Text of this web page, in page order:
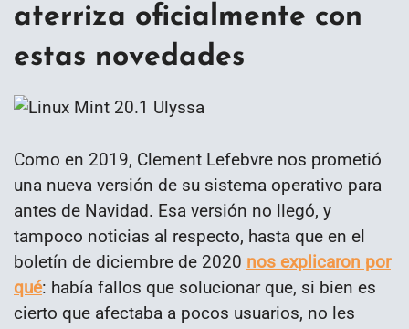
aterriza oficialmente con
estas novedades
Como en 2019, Clement Lefebvre nos prometió
una nueva versión de su sistema operativo para
antes de Navidad. Esa versión no llegó, y
tampoco noticias al respecto, hasta que en el
boletín de diciembre de 2020 nos explicaron por
qué: había fallos que solucionar que, si bien es
cierto que afectaba a pocos usuarios, no les